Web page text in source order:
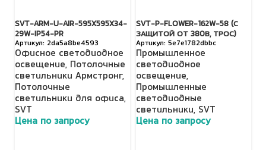
SVT-ARM-U-AIR-595X595X34-
29W-IP54-PR
2da5a8be4593
Офисное светодиодное
освещение, Потолочные
светильники Армстронг,
Потолочные
светильники для офиса,
SVT
Цена по запросу
SVT-P-FLOWER-162W-58 (С
ЗАЩИТОЙ ОТ 380В, ТРОС)
5e7e1782dbbc
Промышленное
светодиодное
освещение,
Промышленные
светодиодные
светильники, SVT
Цена по запросу